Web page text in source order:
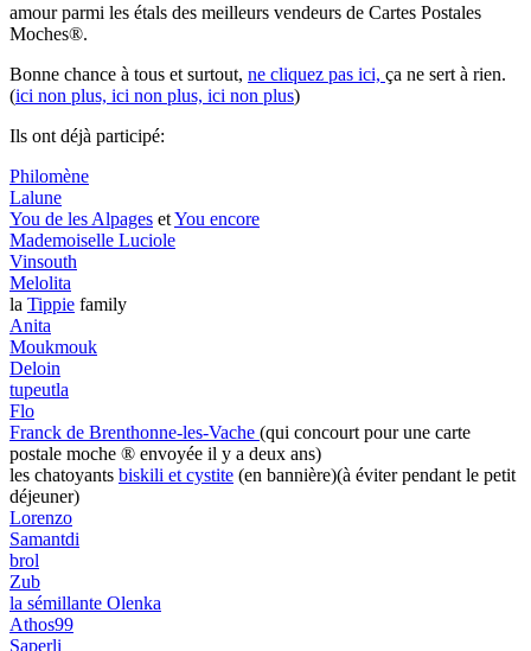
amour parmi les étals des meilleurs vendeurs de Cartes Postales
Moches®.
Bonne chance à tous et surtout, ne cliquez pas ici, ça ne sert à rien.
(ici non plus, ici non plus, ici non plus)
Ils ont déjà participé:
Philomène
Lalune
You de les Alpages etYou encore
Mademoiselle Luciole
Vinsouth
Melolita
la Tippie family
Anita
Moukmouk
Deloin
tupeutla
Flo
Franck de Brenthonne-les-Vache (qui concourt pour une carte
postale moche ® envoyée il y a deux ans)
les chatoyants biskili et cystite (en bannière)(à éviter pendant le petit
déjeuner)
Lorenzo
Samantdi
brol
Zub
la sémillante Olenka
Athos99
Saperli